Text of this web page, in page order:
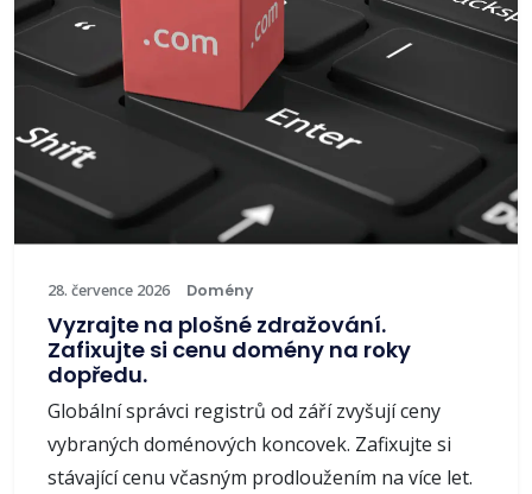
28. července 2026 Domény
Vyzrajte na plošné zdražování.
Zafixujte si cenu domény na roky
dopředu.
Globální správci registrů od září zvyšují ceny
vybraných doménových koncovek. Zafixujte si
stávající cenu včasným prodloužením na více let.